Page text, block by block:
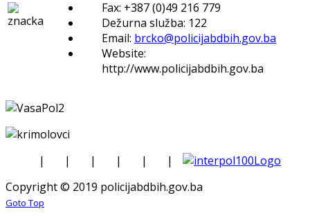
Fax: +387 (0)49 216 779
Dežurna služba: 122
Email: brcko@policijabdbih.gov.ba
Website:
http://www.policijabdbih.gov.ba
| | | | |
|
Copyright © 2019 policijabdbih.gov.ba
Goto Top